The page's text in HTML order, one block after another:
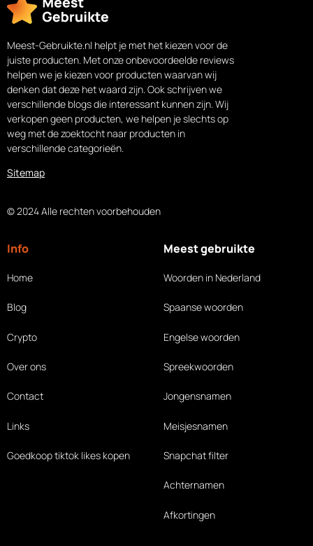
Meest-Gebruikte.nl helpt je met het kiezen voor de
juiste producten. Met onze onbevoordeelde reviews
helpen we je kiezen voor producten waarvan wij
denken dat deze het waard zijn. Ook schrijven we
verschillende blogs die interessant kunnen zijn. Wij
verkopen geen producten, we helpen je slechts op
weg met de zoektocht naar producten in
verschillende categorieën.
Sitemap
© 2024 Alle rechten voorbehouden
Info
Home
Blog
Crypto
Over ons
Contact
Links
Goedkoop tiktok likes kopen
Meest gebruikte
Woorden in Nederland
Spaanse woorden
Engelse woorden
Spreekwoorden
Jongensnamen
Meisjesnamen
Snapchat filter
Achternamen
Afkortingen